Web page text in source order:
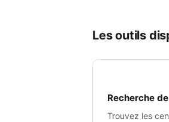
Les outils
Recherche
Trouvez les